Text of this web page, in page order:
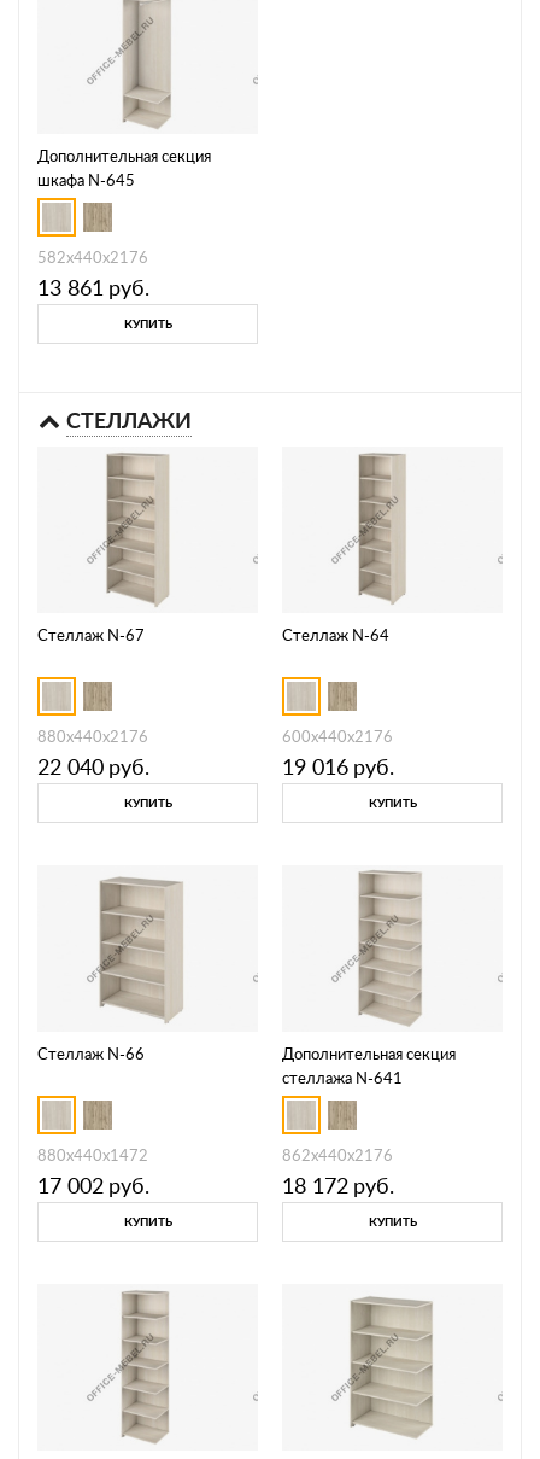
Дополнительная секция
шкафа N-645
582х440х2176
13 861 руб.
КУПИТЬ
СТЕЛЛАЖИ
Стеллаж N-67
880х440х2176
22 040 руб.
КУПИТЬ
Стеллаж N-64
600х440х2176
19 016 руб.
КУПИТЬ
Стеллаж N-66
880х440х1472
17 002 руб.
КУПИТЬ
Дополнительная секция
стеллажа N-641
862х440х2176
18 172 руб.
КУПИТЬ